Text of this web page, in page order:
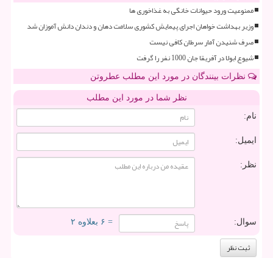
ممنوعیت ورود حیوانات خانگی به غذاخوری ها
وزیر بهداشت خواهان اجرای پیمایش کشوری سلامت دهان و دندان دانش آموزان شد
صرف شنیدن آمار سرطان کافی نیست
شیوع ابولا در آفریقا جان 1000 نفر را گرفت
نظرات بینندگان در مورد این مطلب عطروتن
نظر شما در مورد این مطلب
نام:
ایمیل:
نظر:
سوال: = ۶ بعلاوه ۲